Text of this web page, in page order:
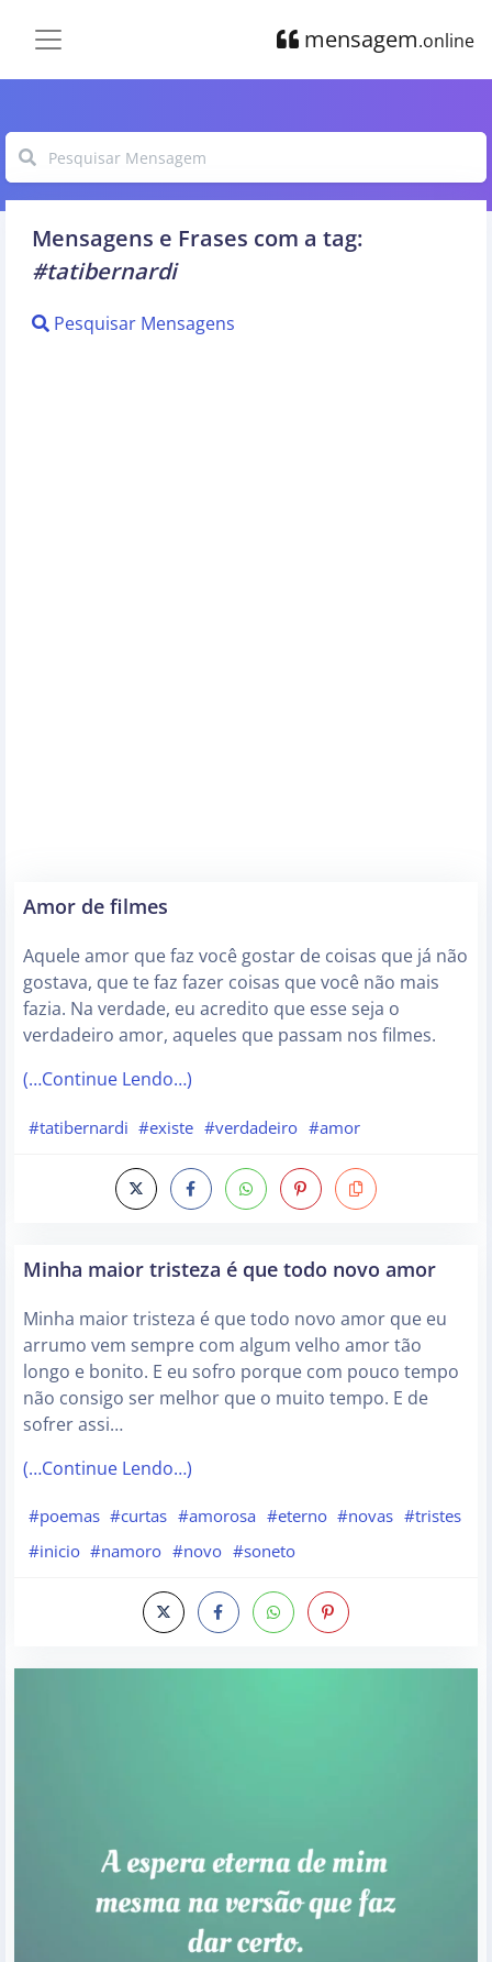
mensagem.online
Mensagens e Frases com a tag:
#tatibernardi
Pesquisar Mensagens
Amor de filmes
Aquele amor que faz você gostar de coisas que já não
gostava, que te faz fazer coisas que você não mais
fazia. Na verdade, eu acredito que esse seja o
verdadeiro amor, aqueles que passam nos filmes.
(…Continue Lendo…)
#tatibernardi #existe #verdadeiro #amor
Minha maior tristeza é que todo novo amor
Minha maior tristeza é que todo novo amor que eu
arrumo vem sempre com algum velho amor tão
longo e bonito. E eu sofro porque com pouco tempo
não consigo ser melhor que o muito tempo. E de
sofrer assi…
(…Continue Lendo…)
#poemas #curtas #amorosa #eterno #novas #tristes
#inicio #namoro #novo #soneto